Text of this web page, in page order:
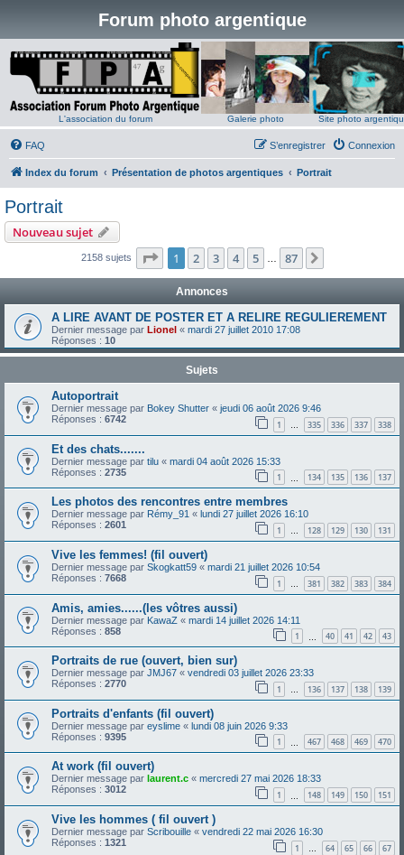
Forum photo argentique
L'association du forum Galerie photo Site photo
FAQ Connexion
S’enregistrer
Index du forum Présentation de photos argentiques Portrait
Portrait
Nouveau sujet
2158 sujets Page 1sur87
1 2 3 4 5 87
Annonces
A LIRE AVANT DE POSTER ET A RELIRE REGULIEREMENT
Dernier message par Lionel « mardi 27 juillet 2010 17:08
Réponses : 10
Sujets
Autoportrait
Dernier message par Bokey Shutter « jeudi 06 août 2026 9:46
Réponses : 6742 1 … 335 336 337 338
Et des chats.......
Dernier message par tilu « mardi 04 août 2026 15:33
Réponses : 2735 1 134 135 136 137
Les photos des rencontres entre membres
Dernier message par Rémy_91 « lundi 27 juillet 2026 16:10
Réponses : 2601 1 … 128 129 130 131
Vive les femmes! (fil ouvert)
Dernier message par Skogkatt59 « mardi 21 juillet 2026 10:54
Réponses : 7668 1 … 381 382 383 384
Amis, amies......(les vôtres aussi)
Dernier message par KawaZ « mardi 14 juillet 2026 14:11
Réponses : 858 1 40 41 42 43
Portraits de rue (ouvert, bien sur)
Dernier message par JMJ67 « vendredi 03 juillet 2026 23:33
Réponses : 2770 1 … 136 137 138 139
Portraits d'enfants (fil ouvert)
Dernier message par eyslime « lundi 08 juin 2026 9:33
Réponses : 9395 1 467 468 469 470
At work (fil ouvert)
Dernier message par laurent.c « mercredi 27 mai 2026 18:33
Réponses : 3012 1 148 149 150 151
Vive les hommes ( fil ouvert )
Dernier message par Scribouille « vendredi 22 mai 2026 16:30
Réponses : 1321 1 … 64 65 66 67